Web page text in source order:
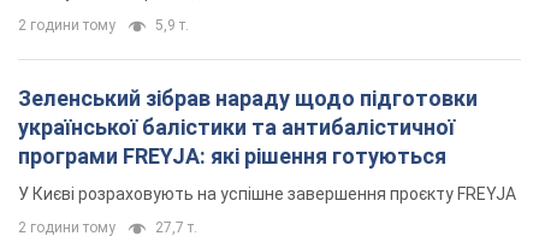
2 години тому 5,9 т.
Зеленський зібрав нараду щодо підготовки
української балістики та антибалістичної
програми FREYJA: які рішення готуються
У Києві розраховують на успішне завершення проєкту FREYJA
2 години тому 27,7 т.